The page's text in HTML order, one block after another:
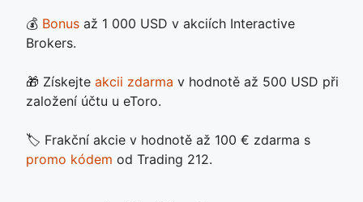
💰 Bonus až 1 000 USD v akciích Interactive
Brokers.
🎁 Získejte akcii zdarma v hodnotě až 500 USD při
založení účtu u eToro.
🏷️ Frakční akcie v hodnotě až 100 € zdarma s
promo kódem od Trading 212.